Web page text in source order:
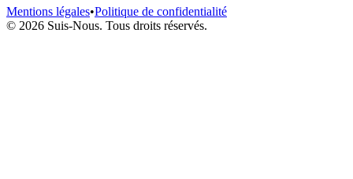
Mentions légales•Politique de confidentialité
© 2026 Suis-Nous. Tous droits réservés.